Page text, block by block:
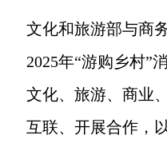
文化和旅游部与商
2025年“游购乡村”
文化、旅游、商业
互联、开展合作，